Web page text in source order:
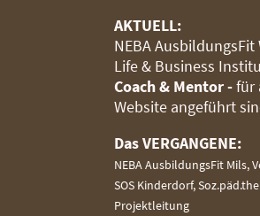
AKTUELL:
NEBA AusbildungsFit
Life & Business
Coach & Mentor -für
Website angeführt
Das VERGANGENE:
NEBA AusbildungsFit Mils,
SOS Kinderdorf,
Projektleitung